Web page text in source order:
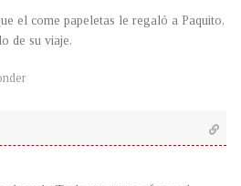
el come papeletas le regaló a Paquito,
de su viaje.